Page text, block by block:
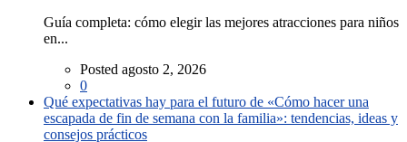
Guía completa: cómo elegir las mejores atracciones para niños
en...
Posted agosto 2, 2026
0
Qué expectativas hay para el futuro de «Cómo hacer una
escapada de fin de semana con la familia»: tendencias, ideas y
consejos prácticos